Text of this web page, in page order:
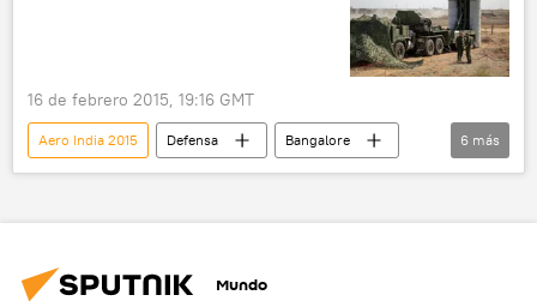
16 de febrero 2015, 19:16 GMT
Aero India 2015 Defensa
Bangalore
Viacheslav Dzirkaln
Almaz-Antey
6 más
Mundo